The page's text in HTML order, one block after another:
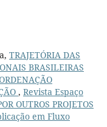
TRAJETÓRIA DAS
BRASILEIRAS
, Revista Espaço
OUTROS PROJETOS
em Fluxo